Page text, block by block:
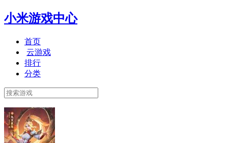
小米游戏中心
首页
云游戏
排行
分类